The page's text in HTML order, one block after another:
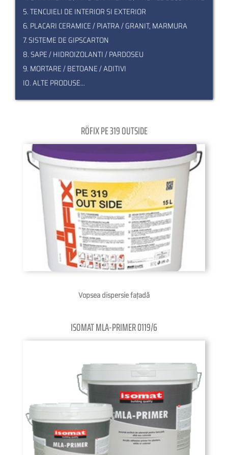
5. TENCUIELI DE INTERIOR SI EXTERIOR
6. PLACARI CERAMICE / PIATRA / GRANIT, MARMURA
7. SISTEME DE GIPSCARTON
8. SAPE / HIDROIZOLANTI / PARDOSEU
9. MORTARE / BETOANE / ADITIVI
I0. ALTE PRODUSE...
RÖFIX PE 319 OUTSIDE
Vopsea dispersie faţadă
ISOMAT MLA-PRIMER 0119/6